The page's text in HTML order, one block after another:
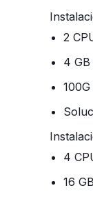
2
4
4
16